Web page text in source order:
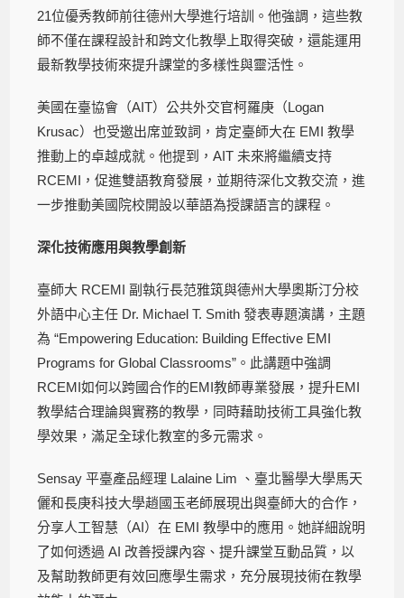
21位優秀教師前往德州大學進行培訓。他強調，這些教
師不僅在課程設計和跨文化教學上取得突破，還能運用
最新教學技術來提升課堂的多樣性與靈活性。
美國在臺協會（AIT）公共外交官柯羅庚（Logan
Krusac）也受邀出席並致詞，肯定臺師大在 EMI 教學
推動上的卓越成就。他提到，AIT 未來將繼續支持
RCEMI，促進雙語教育發展，並期待深化文教交流，進
一步推動美國院校開設以華語為授課語言的課程。
深化技術應用與教學創新
臺師大 RCEMI 副執行長范雅筑與德州大學奧斯汀分校
外語中心主任 Dr. Michael T. Smith 發表專題演講，主題
為 “Empowering Education: Building Effective EMI
Programs for Global Classrooms”。此講題中強調
RCEMI如何以跨國合作的EMI教師專業發展，提升EMI
教學結合理論與實務的教學，同時藉助技術工具強化教
學效果，滿足全球化教室的多元需求。
Sensay 平臺產品經理 Lalaine Lim 、臺北醫學大學馬天
儷和長庚科技大學趙國玉老師展現出與臺師大的合作，
分享人工智慧（AI）在 EMI 教學中的應用。她詳細說明
了如何透過 AI 改善授課內容、提升課堂互動品質，以
及幫助教師更有效回應學生需求，充分展現技術在教學